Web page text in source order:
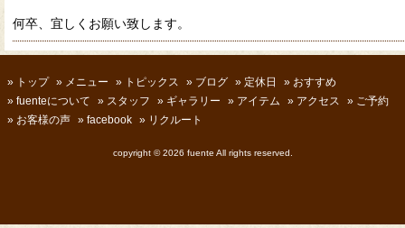
何卒、宜しくお願い致します。
» トップ » メニュー » トピックス » ブログ » 定休日 » おすすめ
» fuenteについて » スタッフ » ギャラリー » アイテム » アクセス » ご予約
» お客様の声 » facebook » リクルート
copyright ©2026 fuente All rights reserved.